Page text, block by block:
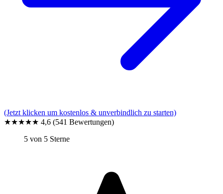
(Jetzt klicken um kostenlos & unverbindlich zu starten)
★★★★★ 4,6 (541 Bewertungen)
5 von 5 Sterne